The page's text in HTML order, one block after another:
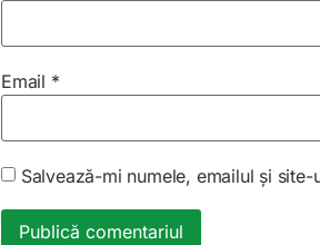
Email *
Salvează-mi numele, emailul și